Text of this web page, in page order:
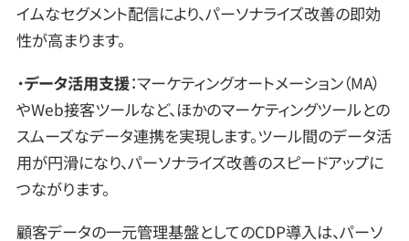
イムなセグメント配信により、パーソナライズ改善の即効
性が高まります。
・データ活用支援：マーケティングオートメーション（MA）
やWeb接客ツールなど、ほかのマーケティングツールとの
スムーズなデータ連携を実現します。ツール間のデータ活
用が円滑になり、パーソナライズ改善のスピードアップに
つながります。
顧客データの一元管理基盤としてのCDP導入は、パーソ